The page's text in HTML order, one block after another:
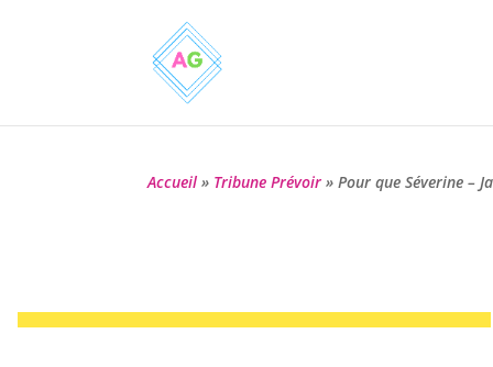
Accueil » Tribune Prévoir »Pour que Séverine –